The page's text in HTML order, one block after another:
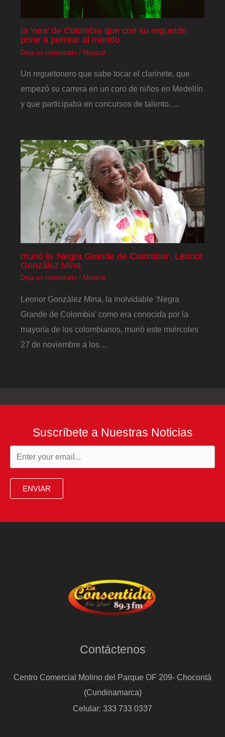
la ‘nea’ de Colombia que con su reguetón
pone a perrear al mundo
Deja un comentario / Musical
Un reguetonero que sabe tocar el clarinete, que
empezó su carrera en un coro de niños en Medellín
y que participaba en concursos de talento.…
murió la ‘Negra Grande de Colombia’, Leonor
González Mina
Deja un comentario / Musical
Leonor González Mina, la inolvidable ‘Negra
Grande de Colombia’ como era conocida por la
mayoría de los colombianos, murió este miércoles
27 de noviembre a los…
Suscríbete a Nuestras Noticias
ENVIAR
Contáctenos
Centro Comercial Molino del Parque OF 209- Chocontá
(Cundinamarca)
Celular: 333 733 0337